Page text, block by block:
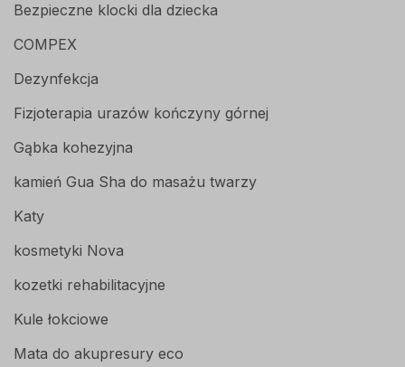
Bezpieczne klocki dla dziecka
COMPEX
Dezynfekcja
Fizjoterapia urazów kończyny górnej
Gąbka kohezyjna
kamień Gua Sha do masażu twarzy
Katy
kosmetyki Nova
kozetki rehabilitacyjne
Kule łokciowe
Mata do akupresury eco